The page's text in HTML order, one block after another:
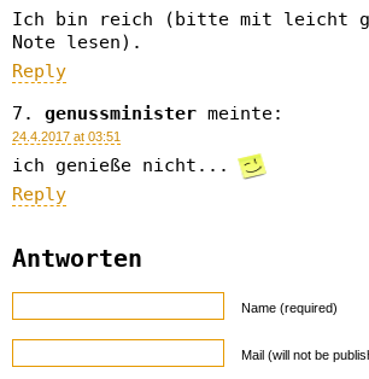
Ich bin reich (bitte mit leicht
Note lesen).
Reply
genussminister meinte:
24.4.2017 at 03:51
ich genieße nicht...
Reply
Antworten
Name (required)
Mail (will not be